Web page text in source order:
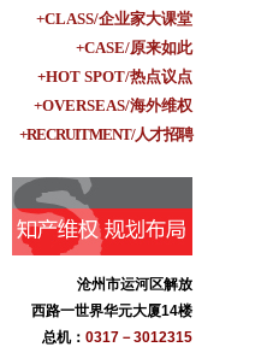
+CLASS/企业家大课堂
+CASE/原来如此
+HOT SPOT/热点议点
+OVERSEAS/海外维权
+RECRUITMENT/人才招聘
沧州市运河区解放
西路一世界华元大厦14楼
总机： 0317－3012315